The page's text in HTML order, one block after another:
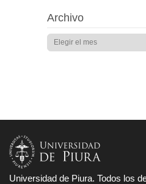
Archivo
Universidad de Piura. Todos los